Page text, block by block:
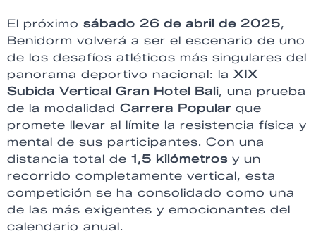
El próximo sábado 26 de abril de 2025,
Benidorm volverá a ser el escenario de uno
de los desafíos atléticos más singulares del
panorama deportivo nacional: la XIX
Subida Vertical Gran Hotel Bali, una prueba
de la modalidad Carrera Popular que
promete llevar al límite la resistencia física y
mental de sus participantes. Con una
distancia total de 1,5 kilómetros y un
recorrido completamente vertical, esta
competición se ha consolidado como una
de las más exigentes y emocionantes del
calendario anual.